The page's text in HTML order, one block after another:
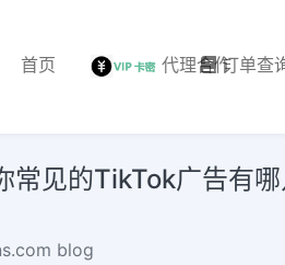
首页 代理合作订单查
常见的TikTok广告有哪
blog